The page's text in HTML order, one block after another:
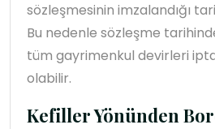
sözleşmesinin imzalandığı
Bu nedenle sözleşme
tüm gayrimenkul devirleri
olabilir.
Kefiller Yönünden